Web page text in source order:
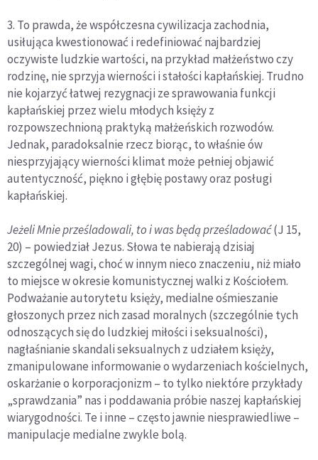
3. To prawda, że współczesna cywilizacja zachodnia,
usiłująca kwestionować i redefiniować najbardziej
oczywiste ludzkie wartości, na przykład małżeństwo czy
rodzinę, nie sprzyja wierności i stałości kapłańskiej. Trudno
nie kojarzyć łatwej rezygnacji ze sprawowania funkcji
kapłańskiej przez wielu młodych księży z
rozpowszechnioną praktyką małżeńskich rozwodów.
Jednak, paradoksalnie rzecz biorąc, to właśnie ów
niesprzyjający wierności klimat może pełniej objawić
autentyczność, piękno i głębię postawy oraz posługi
kapłańskiej.
Jeżeli Mnie prześladowali, to i was będą prześladować(J 15,
20) – powiedział Jezus. Słowa te nabierają dzisiaj
szczególnej wagi, choć w innym nieco znaczeniu, niż miało
to miejsce w okresie komunistycznej walki z Kościołem.
Podważanie autorytetu księży, medialne ośmieszanie
głoszonych przez nich zasad moralnych (szczególnie tych
odnoszących się do ludzkiej miłości i seksualności),
nagłaśnianie skandali seksualnych z udzia­łem księży,
zmanipulowane informowanie o wydarzeniach kościelnych,
oskarżanie o korporacjonizm – to tylko niektóre przykłady
„sprawdzania” nas i poddawania próbie naszej kapłańskiej
wiarygodności. Te i inne – często jawnie niesprawiedliwe –
manipulacje medialne zwykle bolą.